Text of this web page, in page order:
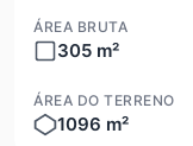
ÁREA BRUTA
305 m²
ÁREA DO TERRENO
1096 m²